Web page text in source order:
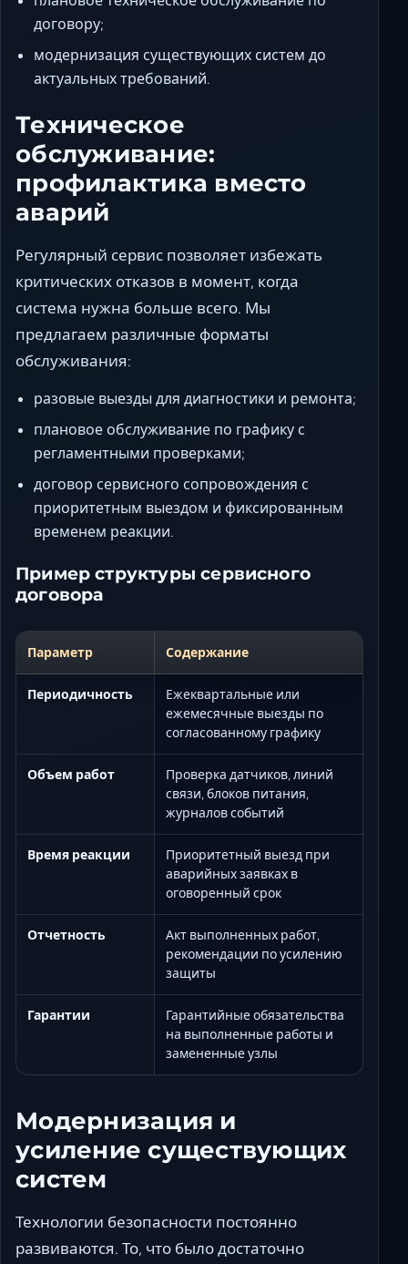
договору;
модернизация существующих систем до
актуальных требований.
Техническое
обслуживание:
профилактика вместо
аварий
Регулярный сервис позволяет избежать
критических отказов в момент, когда
система нужна больше всего. Мы
предлагаем различные форматы
обслуживания:
разовые выезды для диагностики и ремонта;
плановое обслуживание по графику с
регламентными проверками;
договор сервисного сопровождения с
приоритетным выездом и фиксированным
временем реакции.
Пример структуры сервисного
договора
Параметр Содержание
Периодичность
Ежеквартальные или
ежемесячные выезды по
согласованному графику
Объем работ
Проверка датчиков, линий
связи, блоков питания,
журналов событий
Время реакции
Приоритетный выезд при
аварийных заявках в
оговоренный срок
Отчетность
Акт выполненных работ,
рекомендации по усилению
защиты
Гарантии
Гарантийные обязательства
на выполненные работы и
замененные узлы
Модернизация и
усиление существующих
систем
Технологии безопасности постоянно
развиваются. То, что было достаточно